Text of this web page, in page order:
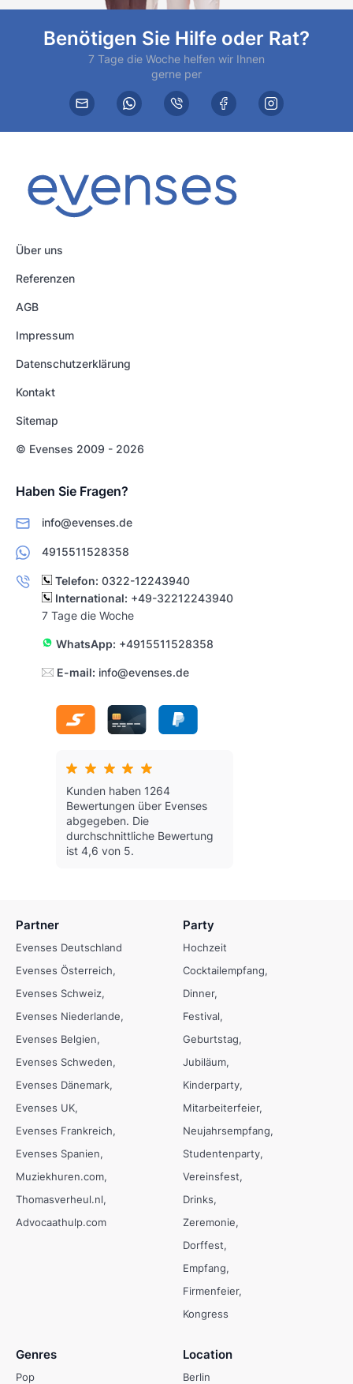
Benötigen Sie Hilfe oder Rat?
7 Tage die Woche helfen wir Ihnen
gerne per
Über uns
Referenzen
AGB
Impressum
Datenschutzerklärung
Kontakt
Sitemap
© Evenses 2009 - 2026
Haben Sie Fragen?
info@evenses.de
4915511528358
Telefon: 0322-12243940
International: +49-32212243940
7 Tage die Woche
WhatsApp: +4915511528358
E-mail: info@evenses.de
Kunden haben 1264
Bewertungen über Evenses
abgegeben. Die
durchschnittliche Bewertung
ist 4,6 von 5.
Partner
Evenses Deutschland
Evenses Österreich
Evenses Schweiz
Evenses Niederlande
Evenses Belgien
Evenses Schweden
Evenses Dänemark
Evenses UK
Evenses Frankreich
Evenses Spanien
Muziekhuren.com
Thomasverheul.nl
Advocaathulp.com
Party
Hochzeit
Cocktailempfang
Dinner
Festival
Geburtstag
Jubiläum
Kinderparty
Mitarbeiterfeier
Neujahrsempfang
Studentenparty
Vereinsfest
Drinks
Zeremonie
Dorffest
Empfang
Firmenfeier
Kongress
Genres
Pop
Location
Berlin